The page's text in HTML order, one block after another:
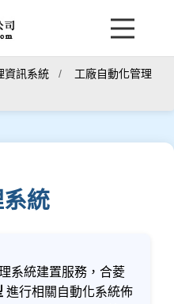
資訊系統
工廠自動化管理
統
系統建置服務，合菱
進行相關自動化系統佈